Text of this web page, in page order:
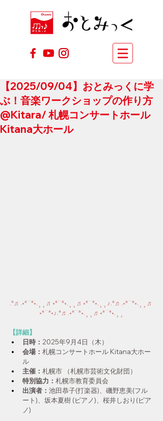
【2025/09/04】おとみっくに学
ぶ！音楽ワークショップの作り方
@Kitara/ 札幌コンサートホール
Kitana大ホール
.*♬︎.•*¨*•.¸¸♬•*¨*•.¸¸♬•*¨*•.¸¸♪.*♬︎.•*¨*•.¸¸♬
•*¨*•♪.*♬︎.•*¨*•.¸¸♬•*¨*•.¸¸
【詳細】
日時： 2025年9月4日（木）
会場： 札幌コンサートホール Kitana大ホー
ル
主催： 札幌市 （札幌市芸術文化財団）
特別協力： 札幌市教育委員会
出演者： 池田恭子(打楽器)、磯野恵美(フル
ート)、坂本夏樹 (ピアノ)、桜井しおり(ピア
ノ)